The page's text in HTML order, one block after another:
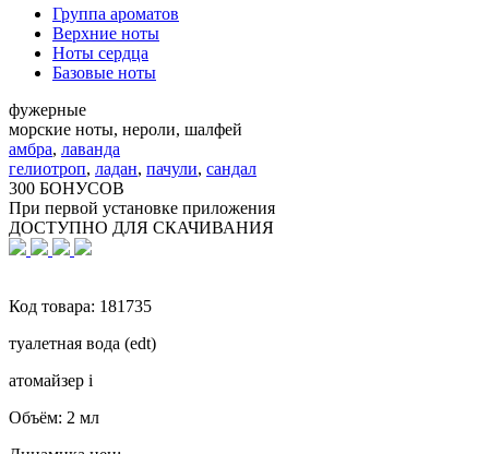
Группа ароматов
Верхние ноты
Ноты сердца
Базовые ноты
фужерные
морские ноты, нероли, шалфей
амбра, лаванда
гелиотроп, ладан, пачули, сандал
300 БОНУСОВ
При первой установке приложения
ДОСТУПНО ДЛЯ СКАЧИВАНИЯ
Код товара: 181735
туалетная вода (edt)
атомайзер i
Объём: 2 мл